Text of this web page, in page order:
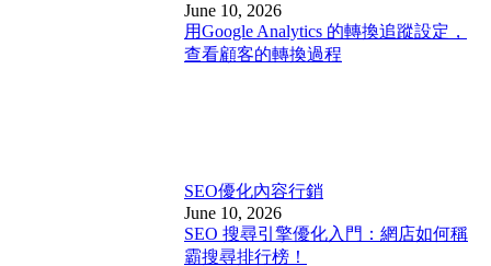
June 10, 2026
用Google Analytics 的轉換追蹤設定，
查看顧客的轉換過程
SEO優化內容行銷
June 10, 2026
SEO 搜尋引擎優化入門：網店如何稱
霸搜尋排行榜！